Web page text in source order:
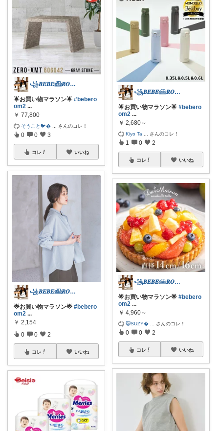
꧁𝑩𝑬𝑩𝑬𓊝𝑹𝑶𝑶𝑴꧂
🌟お買い物マラソン🌟 #bebero
om2 ...
￥ 77,800
そうこと🐦 さんのコレ！
0 0 3
コレ いいね
꧁𝑩𝑬𝑩𝑬𓊝𝑹𝑶𝑶𝑴꧂
🌟お買い物マラソン🌟 #bebero
om2 ...
￥ 2,154
0 0 2
コレ いいね
꧁𝑩𝑬𝑩𝑬𓊝𝑹𝑶𝑶𝑴꧂
🌟お買い物マラソン🌟 #bebero
om2 ...
￥ 2,680～
Kiyo Ta さんのコレ！
1 0 2
コレ いいね
꧁𝑩𝑬𝑩𝑬𓊝𝑹𝑶𝑶𝑴꧂
🌟お買い物マラソン🌟 #bebero
om2 ...
￥ 4,960～
😺SUZY さんのコレ！
0 0 2
コレ いいね